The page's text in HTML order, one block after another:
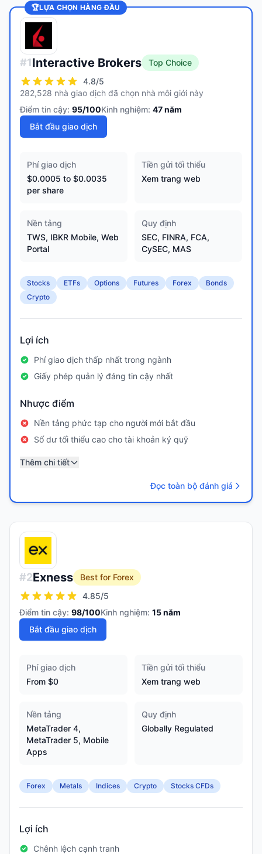
🏆LỰA CHỌN HÀNG ĐẦU
#1Interactive Brokers
Top Choice
4.8/5
282,528 nhà giao dịch đã chọn nhà môi giới này
Điểm tin cậy: 95/100Kinh nghiệm: 47năm
Bắt đầu giao dịch
Phí giao dịch
$0.0005 to $0.0035
per share
Tiền gửi tối thiểu
Xem trang web
Nền tảng
TWS, IBKR Mobile, Web
Portal
Quy định
SEC, FINRA, FCA,
CySEC, MAS
Stocks ETFs Options Futures Forex
Bonds
Crypto
Lợi ích
Phí giao dịch thấp nhất trong ngành
Giấy phép quản lý đáng tin cậy nhất
Nhược điểm
Nền tảng phức tạp cho người mới bắt đầu
Số dư tối thiểu cao cho tài khoản ký quỹ
Thêm chi tiết
Đọc toàn bộ đánh giá
#2Exness
Best for Forex
4.85/5
Điểm tin cậy: 98/100Kinh nghiệm: 15năm
Bắt đầu giao dịch
Phí giao dịch
From $0
Tiền gửi tối thiểu
Xem trang web
Nền tảng
MetaTrader 4,
MetaTrader 5, Mobile
Apps
Quy định
Globally Regulated
Forex Metals Indices Crypto Stocks CFDs
Lợi ích
Chênh lệch cạnh tranh